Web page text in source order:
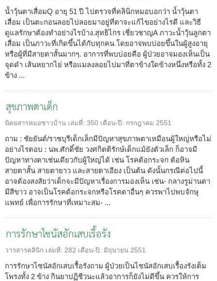
น้ำวุ้นตาเสื่อมQ อายุ 51 ปี ไปตรวจที่คลินิกหมอบอกว่า น้ำวุ้นตา
เสื่อม เป็นตะกอนลอยไปลอยมาอยู่ที่ตาจะแก้ไขอย่างไรดี และวิธี
ดูแลรักษาต้องทำอย่างไรบ้าง.สุทธิไกร เชี่ยวชาญA ภาวะน้ำวุ้นลูกตา
เสื่อม เป็นภาวะที่เกิดขึ้นได้กับทุกคน โดยอาจพบบ่อยขึ้นในผู้สูงอายุ
หรือผู้ที่มีสายตาสั้นมากๆ. อาการที่พบบ่อยคือ ผู้ป่วยอาจมองเห็นเป็น
จุดดำ เส้นหยากไย่ หรือแมลงลอยไปมาที่ตาข้างใดข้างหนึ่งหรือทั้ง 2
ข้าง ...
สุขภาพตาเด็ก
นิตยสารหมอชาวบ้าน เล่มที่: 350 เดือน-ปี: กรกฎาคม 2551
ถาม : ชัยยันต์/ราชบุรีเด็กเล็กมีปัญหาสุขภาพตาเหมือนผู้ใหญ่หรือไม่
อย่างไรตอบ : นพ.ศักดิ์ชัย วงศกิตติรักษ์เด็กแม้ยังตัวเล็ก ก็อาจมี
ปัญหาทางตาเช่นเดียวกับผู้ใหญ่ได้ เช่น โรคต้อกระจก ต้อหิน
สายตาสั้น สายตายาว และสายตาเอียง เป็นต้น ดังนั้นกรณีต่อไปนี้
อาจต้องสงสัยว่าเด็กจะมีปัญหาเรื่องการมองเห็น เช่น- กลางรูม่านตา
มีสีขาว อาจเป็นโรคต้อกระจกหรือโรคตาอื่นๆ ควรพาไปพบจักษุ
แพทย์ เพื่อการรักษาที่เหมาะสม- ...
การรักษาไซนัสอักเสบเรื้อรัง
วารสารคลินิก เล่มที่: 282 เดือน-ปี: มิถุนายน 2551
การรักษาไซนัสอักเสบเรื้อรังถาม ผู้ป่วยเป็นไซนัสอักเสบเรื้องรังเต็ม
โพรงทั้ง 2 ข้าง กินยาปฏิชีวนะแล้วอาการก็ยังไม่ดีขึ้น ควรให้การ